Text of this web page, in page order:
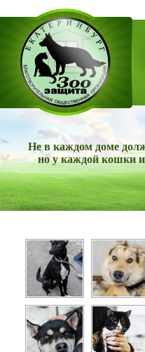
Не в каждом доме
но у каждой кошки